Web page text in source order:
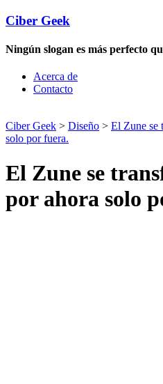
Ciber Geek
Ningún slogan es más perfecto
Acerca de
Contacto
Ciber Geek > Diseño > El Zune se
solo por fuera.
El Zune se
por ahora solo